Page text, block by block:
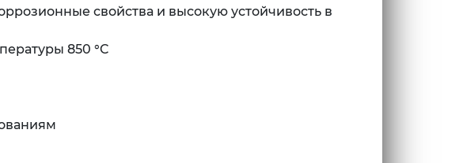
свойства и высокую устойчивость в
850 °C